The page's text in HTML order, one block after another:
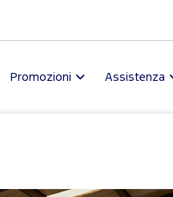
Promozioni Assistenza